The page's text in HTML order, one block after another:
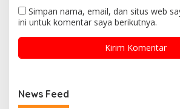
Simpan nama, email, dan situs web
ini untuk komentar saya berikutnya.
News Feed